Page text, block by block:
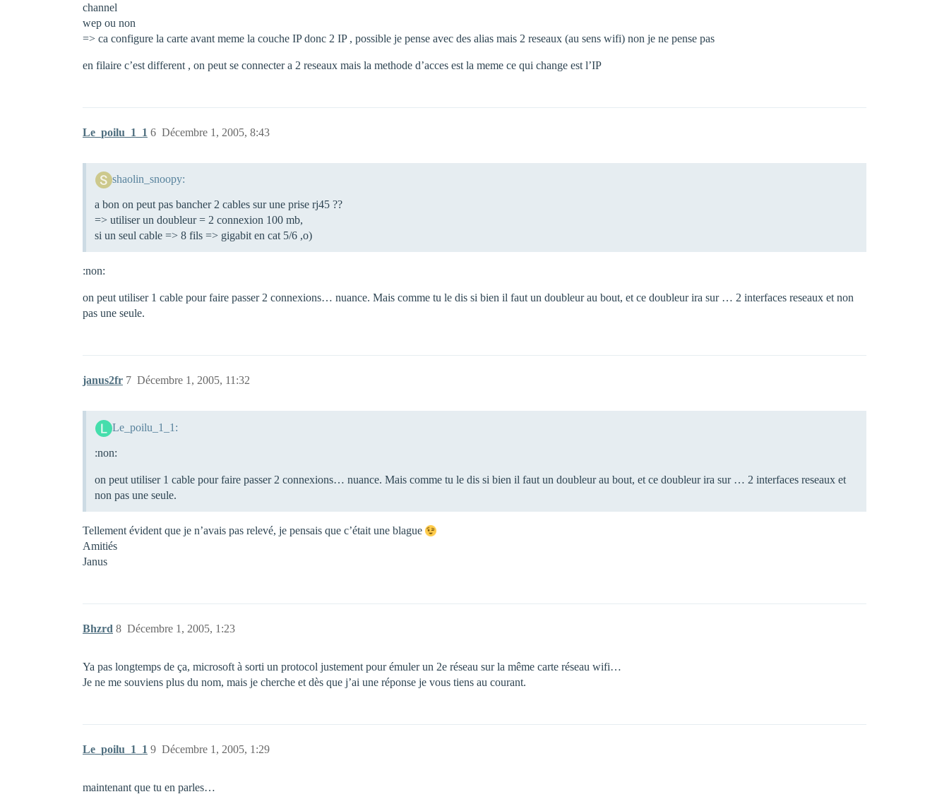
channel
wep ou non
=> ca configure la carte avant meme la couche IP donc 2 IP , possible je pense avec des alias mais 2 reseaux (au sens wifi) non je ne pense pas
en filaire c’est different , on peut se connecter a 2 reseaux mais la methode d’acces est la meme ce qui change est l’IP
Le_poilu_1_1 Décembre 1, 2005, 8:43
6
shaolin_snoopy:
a bon on peut pas bancher 2 cables sur une prise rj45 ??
=> utiliser un doubleur = 2 connexion 100 mb,
si un seul cable => 8 fils => gigabit en cat 5/6 ,o)
:non:
on peut utiliser 1 cable pour faire passer 2 connexions… nuance. Mais comme tu le dis si bien il faut un doubleur au bout, et ce doubleur ira sur … 2 interfaces reseaux et non
pas une seule.
janus2fr Décembre 1, 2005, 11:32
7
Le_poilu_1_1:
:non:
on peut utiliser 1 cable pour faire passer 2 connexions… nuance. Mais comme tu le dis si bien il faut un doubleur au bout, et ce doubleur ira sur … 2 interfaces reseaux et
non pas une seule.
Tellement évident que je n’avais pas relevé, je pensais que c’était une blague
Amitiés
Janus
Bhzrd Décembre 1, 2005, 1:23
8
Ya pas longtemps de ça, microsoft à sorti un protocol justement pour émuler un 2e réseau sur la même carte réseau wifi…
Je ne me souviens plus du nom, mais je cherche et dès que j’ai une réponse je vous tiens au courant.
Le_poilu_1_1 Décembre 1, 2005, 1:29
9
maintenant que tu en parles…